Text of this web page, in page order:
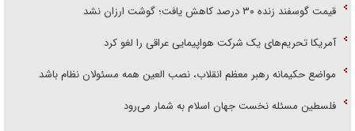
قیمت گوسفند زنده ۳۰ درصد کاهش یافت؛ گوشت ارزان نشد
آمریکا تحریم‌های یک شرکت هواپیمایی عراقی را لغو کرد
مواضع حکیمانه رهبر معظم انقلاب، نصب العین همه مسئولان نظام باشد
فلسطین مسئله نخست جهان اسلام به شمار می‌رود